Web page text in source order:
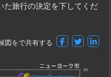
た旅行の決定を下してくだ
図をで共有する